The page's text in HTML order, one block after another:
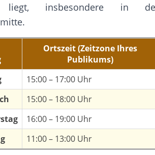
liegt, insbesondere in
Ortszeit (Zeitzone Ihres
Publikums)
15:00 – 17:00 Uhr
15:00 – 18:00 Uhr
16:00 – 19:00 Uhr
11:00 – 13:00 Uhr